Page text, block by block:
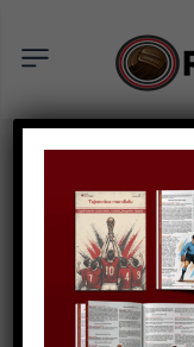
RECENZJA
„Pavel
zostają”